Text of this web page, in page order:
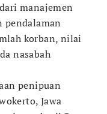
manajemen
pendalaman
korban, nilai
nasabah
penipuan
Jawa